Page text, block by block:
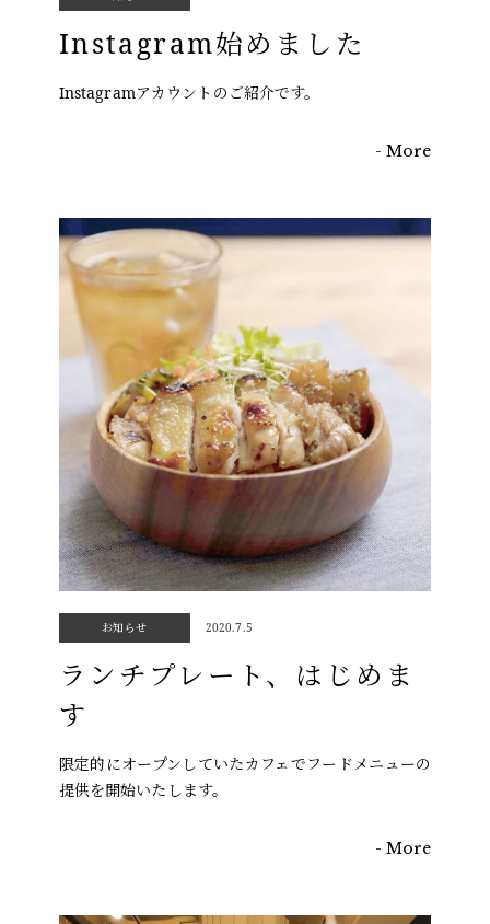
Concept
News
Instagram始めました
Instagramアカウントのご紹介です。
- More
お知らせ 2020.7.5
ランチプレート、はじめま
す
限定的にオープンしていたカフェでフードメニューの
提供を開始いたします。
- More